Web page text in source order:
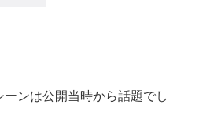
ンは公開当時から話題でし